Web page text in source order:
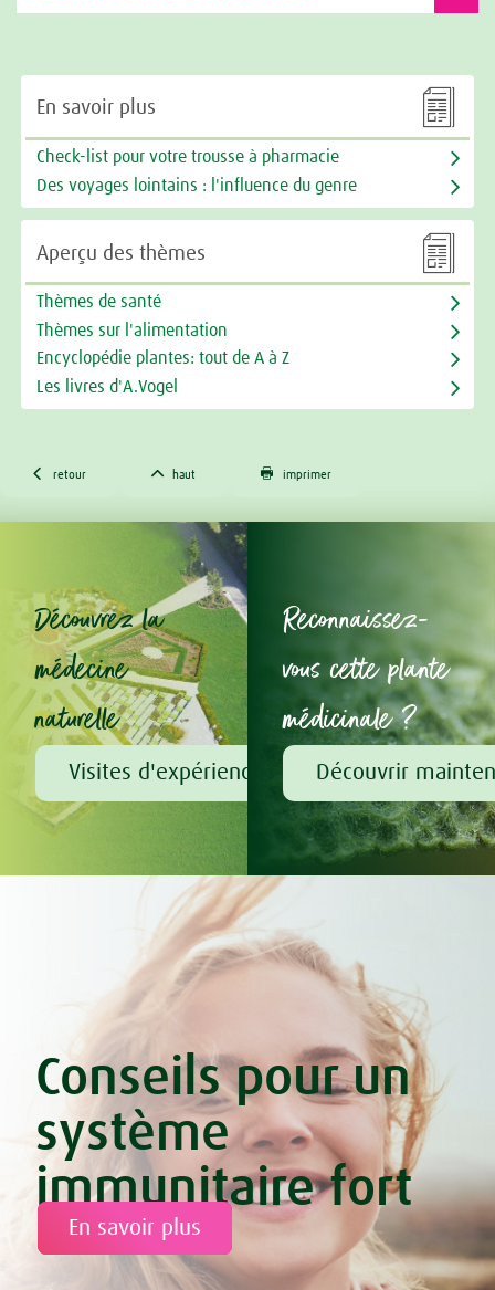

En savoir plus
Check-list pour votre trousse à pharmacie
Des voyages lointains : l'influence du genre

Aperçu des thèmes
Thèmes de santé
Thèmes sur l'alimentation
Encyclopédie plantes: tout de A à Z
Les livres d'A.Vogel
 retour  haut  imprimer
Découvrez la
médecine
naturelle
Visites d'expérience chez A.Vogel
Reconnaissez-
vous cette plante
médicinale ?
Découvrir
Conseils pour un
système
immunitaire fort
En savoir plus